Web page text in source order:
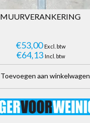
MUURVERANKERING
€53,00 Excl. btw
€64,13 Incl. btw
Toevoegen aan winkelwagen